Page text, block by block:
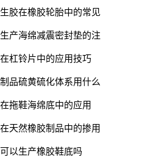
胶在橡胶轮胎中的常见
产海绵减震密封垫的注
杠铃片中的应用技巧
品硫黄硫化体系用什么
拖鞋海绵底中的应用
天然橡胶制品中的掺用
以生产橡胶鞋底吗